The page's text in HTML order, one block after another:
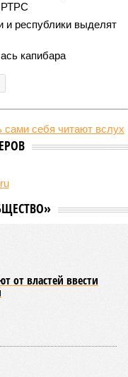
РТРС
и республики выделят
капибара
от властей ввести